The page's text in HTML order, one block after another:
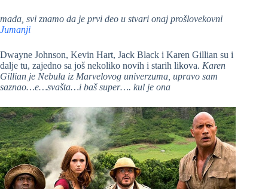
mada, svi znamo da je prvi deo u stvari onaj prošlovekovni
Jumanji
Dwayne Johnson, Kevin Hart, Jack Black i Karen Gillian su i
dalje tu, zajedno sa još nekoliko novih i starih likova. Karen
Gillian je Nebula iz Marvelovog univerzuma, upravo sam
saznao…e…svašta…i baš super…. kul je ona